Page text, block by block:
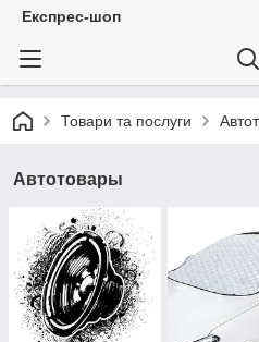
Експрес-шоп
Товари та послуги
Автотовары